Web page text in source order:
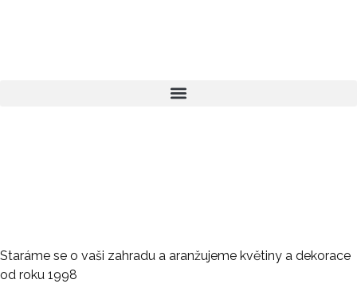
Staráme se o vaši zahradu a aranžujeme květiny a dekorace
od roku 1998